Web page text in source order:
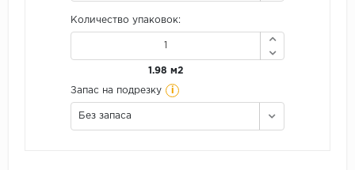
Количество упаковок:
1.98 м2
Запас на подрезку i
Без запаса